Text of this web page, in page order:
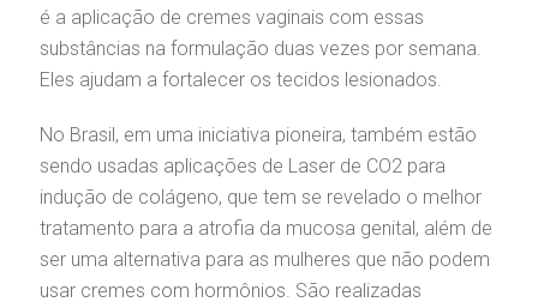
é a aplicação de cremes vaginais com essas
substâncias na formulação duas vezes por semana.
Eles ajudam a fortalecer os tecidos lesionados.
No Brasil, em uma iniciativa pioneira, também estão
sendo usadas aplicações de Laser de CO2 para
indução de colágeno, que tem se revelado o melhor
tratamento para a atrofia da mucosa genital, além de
ser uma alternativa para as mulheres que não podem
usar cremes com hormônios. São realizadas